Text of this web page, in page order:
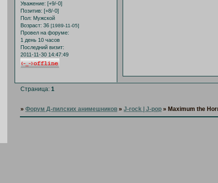
Уважение: [+9/-0]
Позитив: [+8/-0]
Пол: Мужской
Возраст: 36 [1989-11-05]
Провел на форуме:
1 день 10 часов
Последний визит:
2011-11-30 14:47:49
Страница:1
»Форум Д-пилских анимешников »J-rock | J-pop » Maximum the